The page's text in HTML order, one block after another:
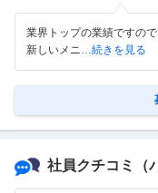
業界トップの業績ですの
新しいメニ
…続きを見る
社員クチコミ （